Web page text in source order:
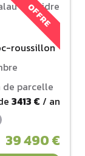
OFFRE
roussillon
parcelle
3413 € / an
39 490 €